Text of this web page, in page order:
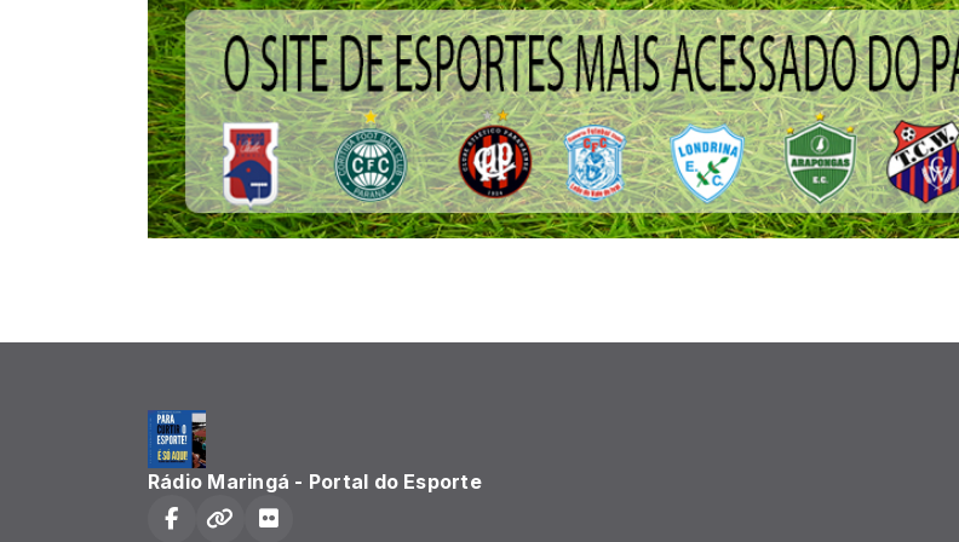
Rádio Maringá - Portal do Esporte